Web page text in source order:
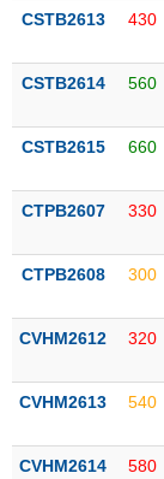
CSTB2613 430
CSTB2614 560
CSTB2615 660
CTPB2607 330
CTPB2608 300
CVHM2612 320
CVHM2613 540
CVHM2614 580
Tin
tức
của
giả
(-)
phân
tích